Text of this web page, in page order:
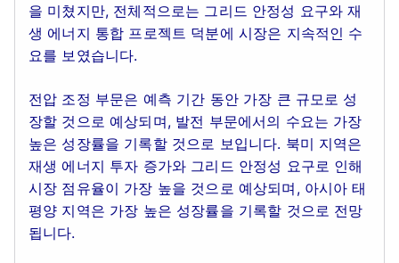
을 미쳤지만, 전체적으로는 그리드 안정성 요구와 재
생 에너지 통합 프로젝트 덕분에 시장은 지속적인 수
요를 보였습니다.
전압 조정 부문은 예측 기간 동안 가장 큰 규모로 성
장할 것으로 예상되며, 발전 부문에서의 수요는 가장
높은 성장률을 기록할 것으로 보입니다. 북미 지역은
재생 에너지 투자 증가와 그리드 안정성 요구로 인해
시장 점유율이 가장 높을 것으로 예상되며, 아시아 태
평양 지역은 가장 높은 성장률을 기록할 것으로 전망
됩니다.